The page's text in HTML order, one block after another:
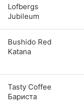
Lofbergs
Jubileum
Bushido Red
Katana
Tasty Coffee
Бариста